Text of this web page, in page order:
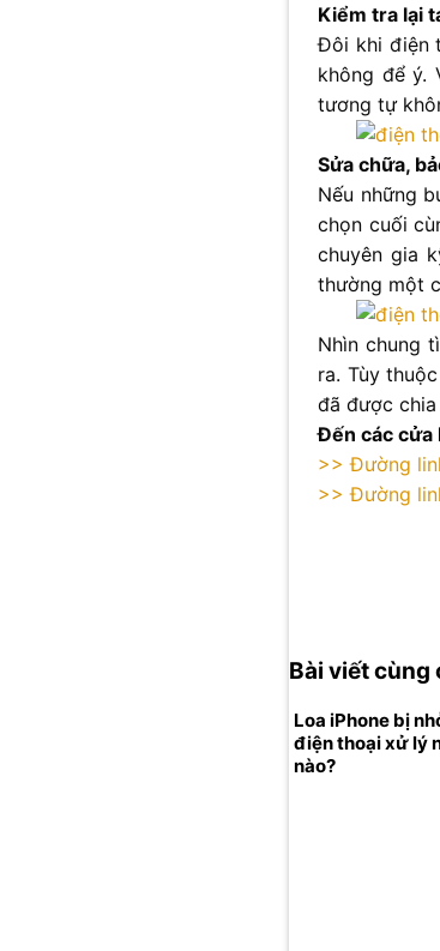
Kiểm tra lại
Đôi khi điện
không để ý.
tương tự
Sửa chữa,
Nếu những
chọn cuối
chuyên gia
thường một
Nhìn chung
ra. Tùy
đã được
Đến các cửa
>> Đường
>> Đường
Bài viết cùng
Loa iPhone bị
điện thoại xử lý
nào?